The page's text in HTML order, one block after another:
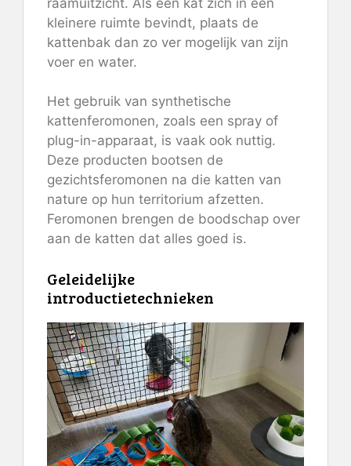
kleinere ruimte bevindt, plaats de
kattenbak dan zo ver mogelijk van zijn
voer en water.
Het gebruik van synthetische
kattenferomonen, zoals een spray of
plug-in-apparaat, is vaak ook nuttig.
Deze producten bootsen de
gezichtsferomonen na die katten van
nature op hun territorium afzetten.
Feromonen brengen de boodschap over
aan de katten dat alles goed is.
Geleidelijke
introductietechnieken